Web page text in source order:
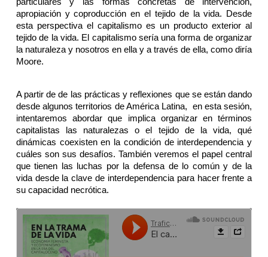
apropiación y coproducción en el tejido de la vida. Desde
esta perspectiva el capitalismo es un producto exterior al
tejido de la vida. El capitalismo sería una forma de organizar
la naturaleza y nosotros en ella y a través de ella, como diría
Moore.
A partir de de las prácticas y reflexiones que se están dando
desde algunos territorios de América Latina,  en esta sesión,
intentaremos abordar que implica organizar en términos
capitalistas las naturalezas o el tejido de la vida, qué
dinámicas coexisten en la condición de interdependencia y
cuáles son sus desafíos. También veremos el papel central
que tienen las luchas por la defensa de lo común y de la
vida desde la clave de interdependencia para hacer frente a
su capacidad necrótica.